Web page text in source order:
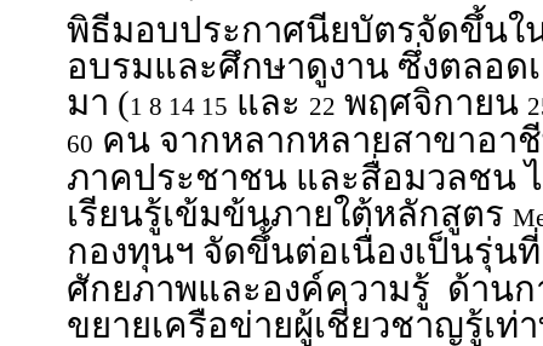
พิธีมอบประกาศนียบัตรจัดขึ้นใ
อบรมและศึกษาดูงาน ซึ่งตลอ
มา (1 8 14 15 และ 22 พฤศจิกายน
60 คน จากหลากหลายสาขาอา
ภาคประชาชน และสื่อมวลชน
เรียนรู้เข้มข้นภายใต้หลักสูตร
กองทุนฯ จัดขึ้นต่อเนื่องเป็นรุ่น
ศักยภาพและองค์ความรู้ ด้านก
ขยายเครือข่ายผู้เชี่ยวชาญรู้เท่